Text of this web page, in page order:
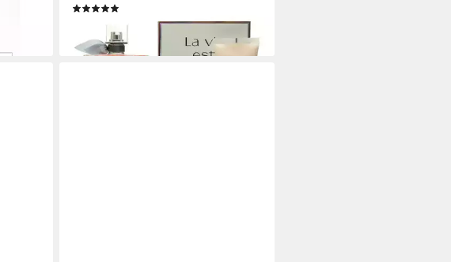
ab 86,46 €
lieferbar - in 4-5 Werktagen bei dir